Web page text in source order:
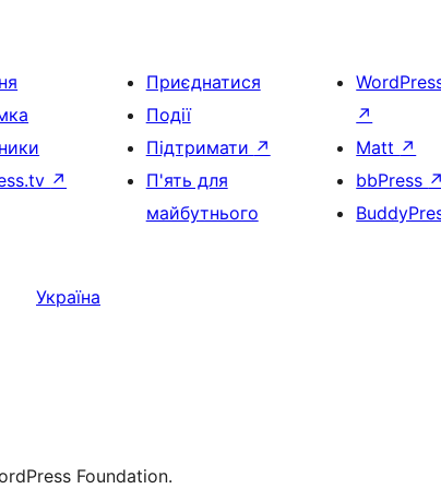
↗
Приєднатися
Події
Підтримати ↗
П'ять для
майбутнього
↗
Matt ↗
bbPress ↗
Україна
Foundation.